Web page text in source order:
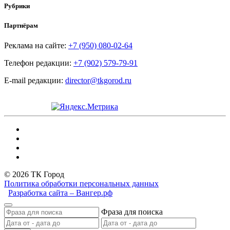
Рубрики
Партнёрам
Реклама на сайте: +7 (950) 080-02-64
Телефон редакции: +7 (902) 579-79-91
E-mail редакции: director@tkgorod.ru
© 2026 ТК Город
Политика обработки персональных данных
Разработка сайта – Вангер.рф
Фраза для поиска